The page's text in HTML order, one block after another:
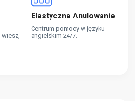
wiesz,
Elastyczne Anulowanie
Centrum pomocy w języku
angielskim 24/7.